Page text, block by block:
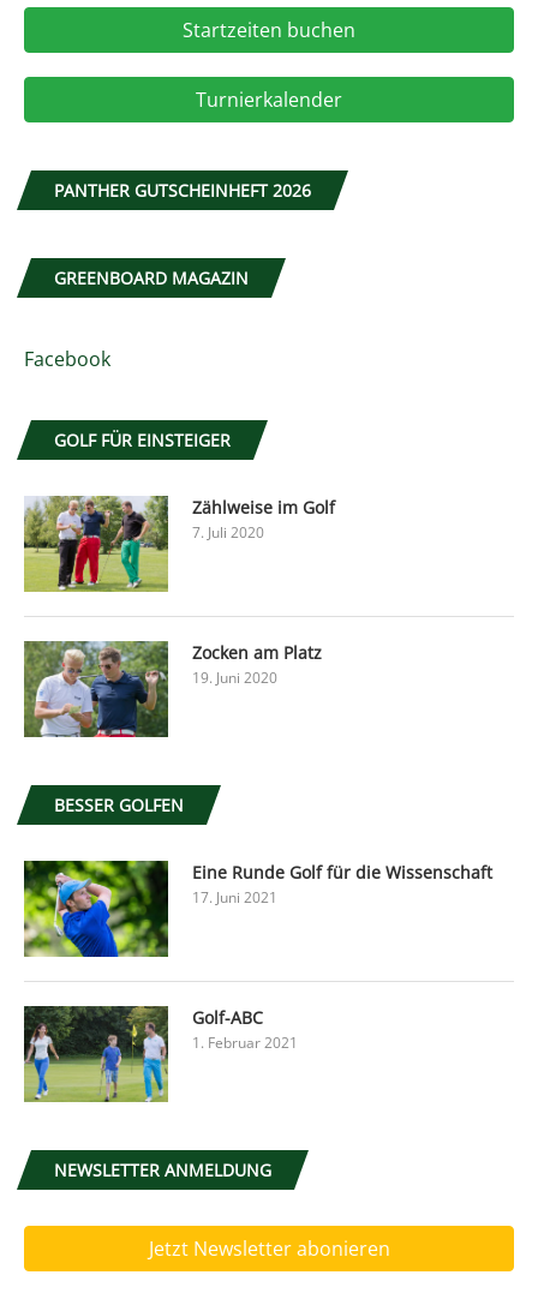
Startzeiten buchen
Turnierkalender
PANTHER GUTSCHEINHEFT 2026
GREENBOARD MAGAZIN
Facebook
GOLF FÜR EINSTEIGER
Zählweise im Golf
7. Juli 2020
Zocken am Platz
19. Juni 2020
BESSER GOLFEN
Eine Runde Golf für die Wissenschaft
17. Juni 2021
Golf-ABC
1. Februar 2021
NEWSLETTER ANMELDUNG
Jetzt Newsletter abonieren